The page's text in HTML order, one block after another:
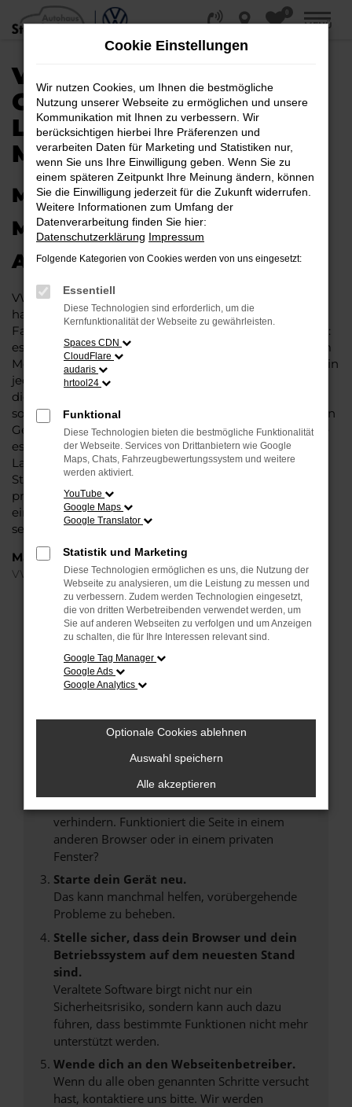
Zum
Hauptinhalt
0
MENÜ
VW ARTEON
GEBRAUCHTWAGEN |
LIEFERSERVICE NACH
MAGDEBURG
MIT RABATT DURCH
MAGDEBURG MIT DEM VW
ARTEON GEBRAUCHTWAGEN
VW Arteon Gebrauchtwagen liegen im Trend und das
hat einen vergleichsweise einfachen Grund. Ob für
Fahrten in und um Magdeburg oder längere Strecken:
es existieren schlichtweg kaum Fahrzeuge, die diesem
Modell das Wasser reichen können. Die Qualität steht in
jeder Modellgeneration außer Frage. Hinzu kommen
die vielfältigen Möglichkeiten einer Individualisierung
sowie die zahlreichen Assistenzsysteme. Ein VW Arteon
Gebrauchtwagen für Magdeburg ist ein Fahrzeug, wie
es kompletter nicht sein könnte und überzeugt durch
Langlebigkeit und einen sehr soliden Werterhalt. Bei
Steinböhmer kommt hinzu, dass Sie sich über einen
preislichen Nachlass freuen dürfen und beim Kauf auf
ein Unternehmen mit mehr als 80 Jahren Erfahrung
setzen.
Marken
VW
FEHLER: NETWORK ERROR
Hier sind ein paar Tipps, die dir helfen können:
Überprüfe deine Firewall und deine
Laden andere Webseiten, zum Beispiel deine
Prüfe deine Browsererweiterungen.
Manche Erweiterungen, wie Werbeblocker,
verhindern. Funktioniert die Seite in einem
anderen Browser oder in einem privaten
Fenster?
Starte dein Gerät neu.
Das kann manchmal helfen, vorübergehende
Probleme zu beheben.
Stelle sicher, dass dein Browser und dein
Betriebssystem auf dem neuesten Stand
sind.
Veraltete Software birgt nicht nur ein
Sicherheitsrisiko, sondern kann auch dazu
führen, dass bestimmte Funktionen nicht mehr
unterstützt werden.
Wende dich an den Webseitenbetreiber.
Wenn du alle oben genannten Schritte versucht
hast, kontaktiere uns bitte. Wir werden
Cookie Einstellungen
Wir nutzen Cookies, um Ihnen die bestmögliche
Nutzung unserer Webseite zu ermöglichen und unsere
Kommunikation mit Ihnen zu verbessern. Wir
berücksichtigen hierbei Ihre Präferenzen und
verarbeiten Daten für Marketing und Statistiken nur,
wenn Sie uns Ihre Einwilligung geben. Wenn Sie zu
einem späteren Zeitpunkt Ihre Meinung ändern, können
Sie die Einwilligung jederzeit für die Zukunft widerrufen.
Weitere Informationen zum Umfang der
Datenverarbeitung finden Sie hier:
Datenschutzerklärung Impressum
Folgende Kategorien von Cookies werden von uns eingesetzt:
Essentiell
Diese Technologien sind erforderlich, um die
Kernfunktionalität der Webseite zu gewährleisten.
Spaces CDN
CloudFlare
audaris
hrtool24
Funktional
Diese Technologien bieten die bestmögliche Funktionalität
der Webseite. Services von Drittanbietern wie Google
Maps, Chats, Fahrzeugbewertungssystem und weitere
werden aktiviert.
YouTube
Google Maps
Google Translator
Statistik und Marketing
Diese Technologien ermöglichen es uns, die Nutzung der
Webseite zu analysieren, um die Leistung zu messen und
zu verbessern. Zudem werden Technologien eingesetzt,
die von dritten Werbetreibenden verwendet werden, um
Sie auf anderen Webseiten zu verfolgen und um Anzeigen
zu schalten, die für Ihre Interessen relevant sind.
Google Tag Manager
Google Ads
Google Analytics
Optionale Cookies ablehnen
Auswahl speichern
Alle akzeptieren